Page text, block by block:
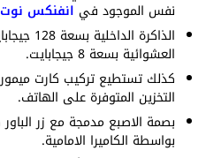
نفس الموجود في انفنكس نوت 12
العشوائية بسعة 8 جيجابايت.
كذلك تستطيع تركيب كارت
التخزين المتوفرة على الهاتف.
بصمة الاصبع مدمجة مع زر
بواسطة الكاميرا الامامية.